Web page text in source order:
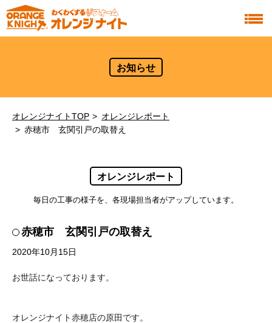
お知らせ
オレンジナイトTOP
オレンジレポート
赤穂市 玄関引戸の取替え
オレンジレポート
毎日の工事の様子を、各現場担当者がアップしています。
赤穂市 玄関引戸の取替え
2020年10月15日
お世話になっております。
オレンジナイト赤穂店の原田です。